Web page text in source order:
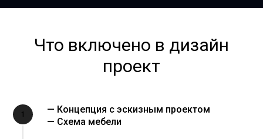
Что включено в дизайн
проект
1
— Концепция с эскизным проектом
— Схема мебели